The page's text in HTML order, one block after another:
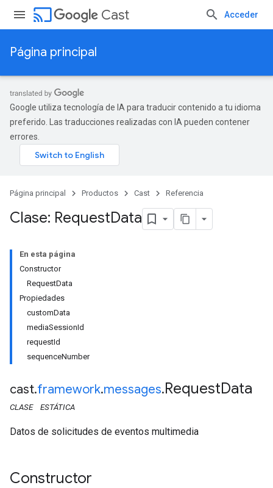
cast Cast Acceder
Página principal
Google utiliza tecnología de IA para traducir contenido a tu idioma
preferido. Las traducciones realizadas con IA pueden contener
errores.
Página principal Productos Cast Referencia
Clase: RequestData
En esta página
Constructor
RequestData
Propiedades
customData
mediaSessionId
requestId
sequenceNumber
cast.framework.messages.RequestData
CLASE ESTÁTICA
Datos de solicitudes de eventos multimedia
Constructor